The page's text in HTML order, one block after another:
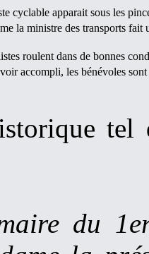
cyclable apparait sous les
la ministre des transports
roulent dans de bonnes
accompli, les bénévoles
du